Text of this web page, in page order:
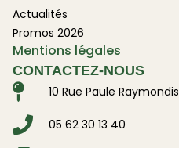
Actualités
Promos 2026
Mentions légales
CONTACTEZ-NOUS
10 Rue Paule
05 62 30 13 40